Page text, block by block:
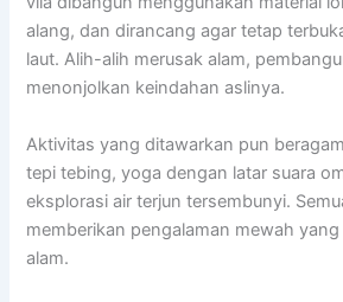
alang, dan dirancang agar tetap
laut. Alih-alih merusak alam,
menonjolkan keindahan aslinya.
Aktivitas yang ditawarkan pun
tepi tebing, yoga dengan latar suara
eksplorasi air terjun tersembunyi.
memberikan pengalaman mewah
alam.